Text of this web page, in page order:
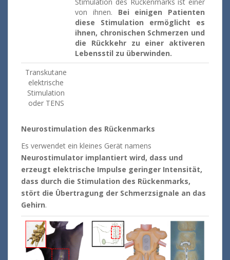
von ihnen. Bei einigen Patienten
diese Stimulation ermöglicht es
ihnen, chronischen Schmerzen und
die Rückkehr zu einer aktiveren
Lebensstil zu überwinden.
Transkutane
elektrische
Stimulation
oder TENS
Neurostimulation des Rückenmarks
Es verwendet ein kleines Gerät namens
Neurostimulator implantiert wird, dass und
erzeugt elektrische Impulse geringer Intensität,
dass durch die Stimulation des Rückenmarks,
stört die Übertragung der Schmerzsignale an das
Gehirn.